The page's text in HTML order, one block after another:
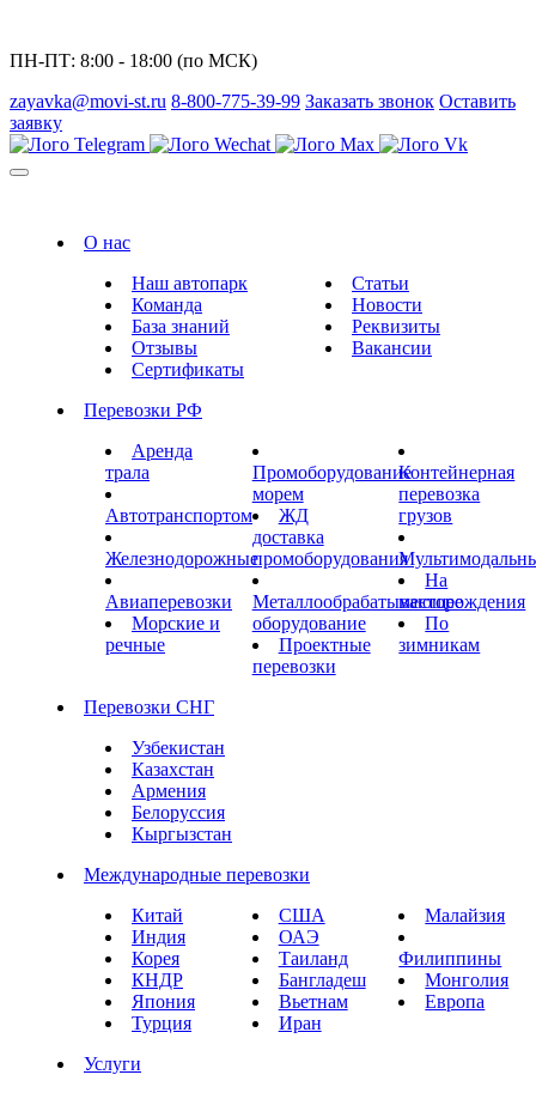
ПН-ПТ: 8:00 - 18:00 (по МСК)
zayavka@movi-st.ru 8-800-775-39-99 Заказать звонок Оставить
заявку
О нас
Наш автопарк
Команда
База знаний
Отзывы
Сертификаты
Статьи
Новости
Реквизиты
Вакансии
Перевозки РФ
Аренда
трала
Автотранспортом
Железнодорожные
Авиаперевозки
Морские и
речные
Промоборудование
морем
ЖД
доставка
промоборудования
Металлообрабатывающее
оборудование
Проектные
перевозки
Контейнерная
перевозка
грузов
На
месторождения
По
зимникам
Перевозки СНГ
Узбекистан
Казахстан
Армения
Белоруссия
Кыргызстан
Международные перевозки
Китай
Индия
Корея
КНДР
Япония
Турция
США
ОАЭ
Таиланд
Бангладеш
Вьетнам
Иран
Малайзия
Филиппины
Монголия
Европа
Услуги